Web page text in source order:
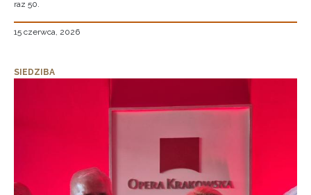
raz 50.
15 czerwca, 2026
SIEDZIBA